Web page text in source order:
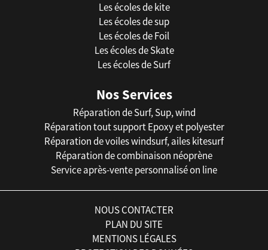
Les écoles de kite
Les écoles de sup
Les écoles de Foil
Les écoles de Skate
Les écoles de Surf
Nos Services
Réparation de Surf, Sup, wind
Réparation tout support Epoxy et polyester
Réparation de voiles windsurf, ailes kitesurf
Réparation de combinaison néoprène
Service après-vente personnalisé on line
NOUS CONTACTER
PLAN DU SITE
MENTIONS LÉGALES